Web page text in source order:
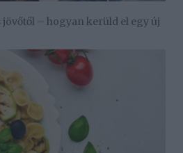
– hogyan kerüld el egy új